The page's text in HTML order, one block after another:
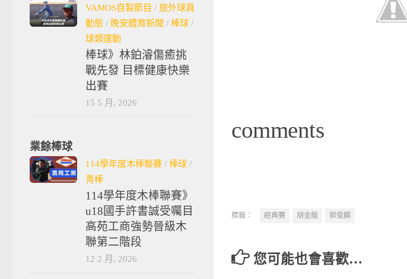
comments
標籤： 經典賽 胡金龍 郭俊麟
您可能也會喜歡…
VAMOS自製節目 / 旅外球員
動態 / 晚安體育新聞 / 棒球 /
球類運動
棒球》林鉑濬傷癒挑
戰先發 目標健康快樂
出賽
15 5 月, 2026
業餘棒球
114學年度木棒聯賽 / 棒球 /
青棒
114學年度木棒聯賽》
u18國手許書誠受囑目
高苑工商強勢晉級木
聯第二階段
12 2 月, 2026